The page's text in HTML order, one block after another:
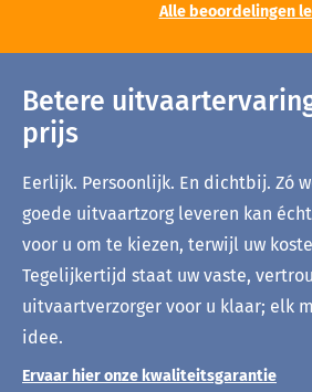
Alle beoordelingen
Betere
prijs
Eerlijk. Persoonlijk. En dichtbij. Zó
goede uitvaartzorg leveren kan
voor u om te kiezen, terwijl uw
Tegelijkertijd staat uw vaste,
uitvaartverzorger voor u klaar; elk
idee.
Ervaar hier onze kwaliteitsgarantie